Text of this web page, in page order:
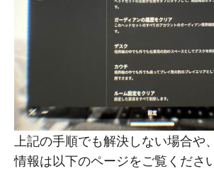
上記の手順でも解決しない場合や
情報は以下のページをご覧くださ